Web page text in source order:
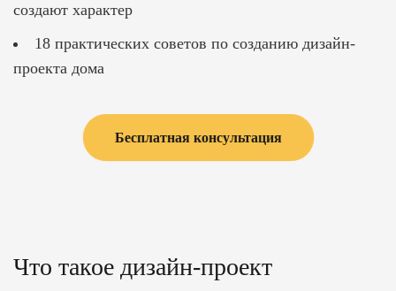
создают характер
18 практических советов по созданию дизайн-
проекта дома
Бесплатная консультация
Что такое дизайн-проект